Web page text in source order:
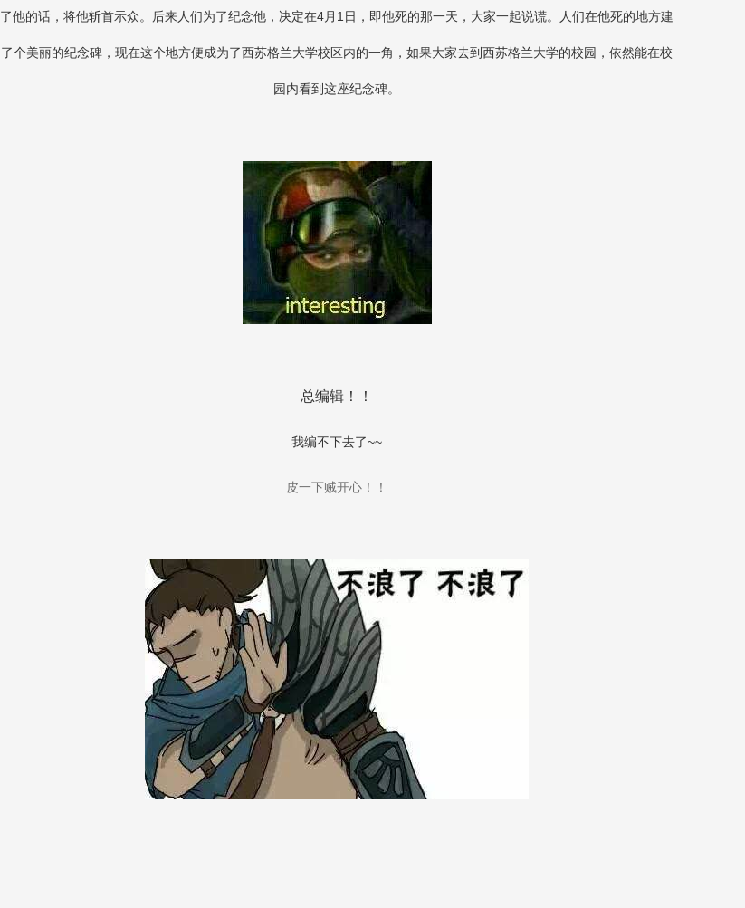
了他的话，将他斩首示众。后来人们为了纪念他，决定在4月1日，即他死的那一天，大家一起说谎。人们在他死的地方建
了个美丽的纪念碑，现在这个地方便成为了西苏格兰大学校区内的一角，如果大家去到西苏格兰大学的校园，依然能在校
园内看到这座纪念碑。
总编辑！！
我编不下去了~~
皮一下贼开心！！